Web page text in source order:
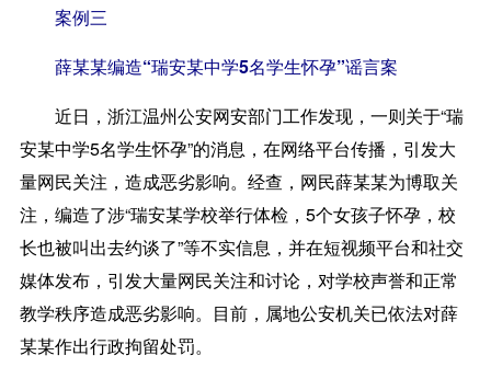
案例三
薛某某编造“瑞安某中学5名学生怀孕”谣言案
近日，浙江温州公安网安部门工作发现，一则关于“瑞
安某中学5名学生怀孕”的消息，在网络平台传播，引发大
量网民关注，造成恶劣影响。经查，网民薛某某为博取关
注，编造了涉“瑞安某学校举行体检，5个女孩子怀孕，校
长也被叫出去约谈了”等不实信息，并在短视频平台和社交
媒体发布，引发大量网民关注和讨论，对学校声誉和正常
教学秩序造成恶劣影响。目前，属地公安机关已依法对薛
某某作出行政拘留处罚。